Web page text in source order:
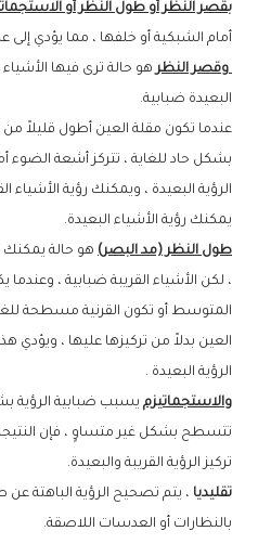
بقصر النظر أو طول النظر أو
أمام الشبكية أو خلفها ، مما يؤدي إلى
وقصر النظرهو حالة ترى فيها الأشياء
البعيدة ضبابية.
عندما تكون مقلة العين أطول قليلاً من
بشكل حاد للغاية ، تتركز أشعة الضوء
الرؤية البعيدة ، ويمكنك رؤية الأشياء
يمكنك رؤية الأشياء البعيدة.
طول النظر (مد البصر)هو حالة يمكنك
، لكن الأشياء القريبة ضبابية ،
المتوسط أو تكون القرنية مسطحة
العين بدلاً من تركيزها عليها ، ويؤدي
الرؤية البعيدة .
والاستجماتيزميسبب ضبابية الرؤية
تتسطح بشكل غير متساوٍ ، فإن
تركيز الرؤية القريبة والبعيدة.
تقليديا، يتم تصحيح الرؤية الباهتة
بالنظارات أو العدسات اللاصقة.